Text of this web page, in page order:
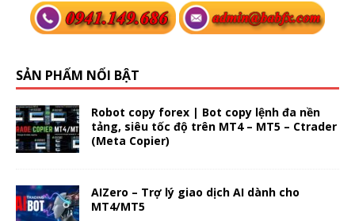
SẢN PHẨM NỔI BẬT
Robot copy forex | Bot copy lệnh đa nền
tảng, siêu tốc độ trên MT4 – MT5 – Ctrader
(Meta Copier)
AIZero – Trợ lý giao dịch AI dành cho
MT4/MT5